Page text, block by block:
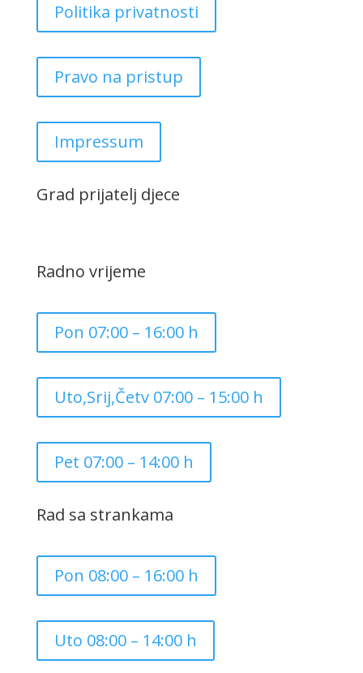
Politika privatnosti
Pravo na pristup
Impressum
Grad prijatelj djece
Radno vrijeme
Pon 07:00 – 16:00 h
Uto,Srij,Četv 07:00 – 15:00 h
Pet 07:00 – 14:00 h
Rad sa strankama
Pon 08:00 – 16:00 h
Uto 08:00 – 14:00 h